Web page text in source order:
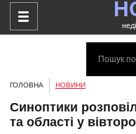
ГОЛОВНА НОВИНИ
Синоптики
та області у